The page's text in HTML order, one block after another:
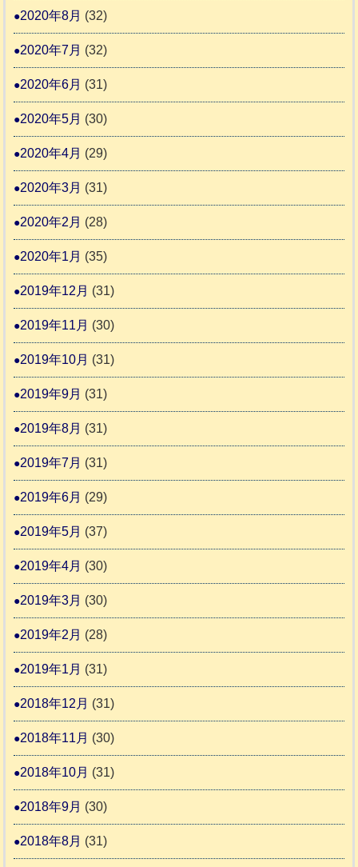
2020年8月 (32)
2020年7月 (32)
2020年6月 (31)
2020年5月 (30)
2020年4月 (29)
2020年3月 (31)
2020年2月 (28)
2020年1月 (35)
2019年12月 (31)
2019年11月 (30)
2019年10月 (31)
2019年9月 (31)
2019年8月 (31)
2019年7月 (31)
2019年6月 (29)
2019年5月 (37)
2019年4月 (30)
2019年3月 (30)
2019年2月 (28)
2019年1月 (31)
2018年12月 (31)
2018年11月 (30)
2018年10月 (31)
2018年9月 (30)
2018年8月 (31)